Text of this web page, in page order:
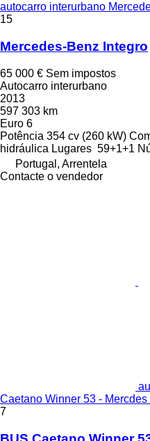
autocarro interurbano
15
Mercedes-Benz Integro
65 000 € Sem impostos
Autocarro interurbano
2013
597 303 km
Euro 6
Potência 354 cv (260 kW)
hidráulica Lugares 59+1+1
Portugal, Arrentela
Contacte o vendedor
Caetano Winner 53 -
7